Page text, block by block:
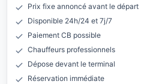
Prix fixe annoncé avant le départ
Disponible 24h/24 et 7j/7
Paiement CB possible
Chauffeurs professionnels
Dépose devant le terminal
Réservation immédiate